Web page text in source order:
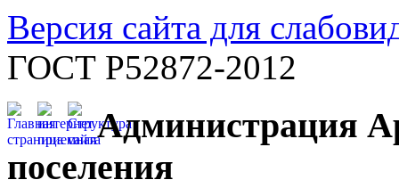
Версия сайта для
ГОСТ Р52872-2012
Администрация
поселения